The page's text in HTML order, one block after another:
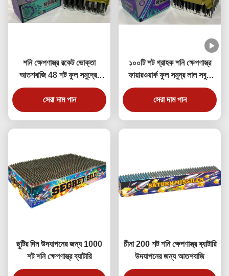
শনি ক্ষেপণাস্ত্র রকেট ভোক্তা
আতশবাজি 48 শট ফুল সমুদ্রের
নক্ষত্র cracklings
সেরা দাম পান
১০০টি শট গ্রাহক শনি ক্ষেপণাস্ত্র
ফায়ারওয়ার্ক ফুল সমুদ্র লাল সবুজ
তারকা ক্র্যাকলিং
সেরা দাম পান
ছুটির দিন উদযাপনের জন্য 1000
শট শনি ক্ষেপণাস্ত্র ব্যাটারি
চীনা 200 শট শনি ক্ষেপণাস্ত্র ব্যাটারি
উদযাপনের জন্য আতশবাজি